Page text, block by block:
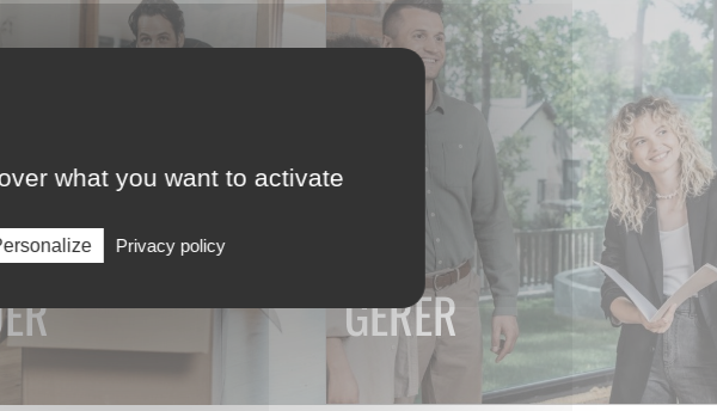
GÉRER
what you want to activate
Privacy policy